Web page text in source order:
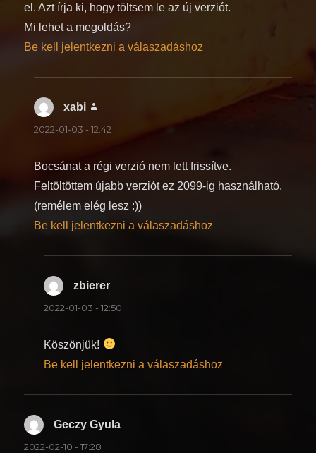
el. Azt írja ki, hogy töltsem le az új verziót.
Mi lehet a megoldás?
Be kell jelentkezni a válaszadáshoz
xabi
2022-01-03 - 12:42
Bocsánat a régi verzió nem lett frissítve.
Feltöltöttem újabb verziót ez 2099-ig használható.
(remélem elég lesz :))
Be kell jelentkezni a válaszadáshoz
zbierer
2022-01-03 - 12:50
Köszönjük!
Be kell jelentkezni a válaszadáshoz
Geczy Gyula
2022-02-10 - 17:28